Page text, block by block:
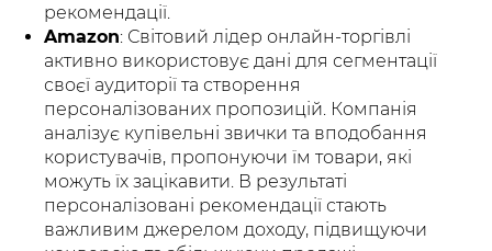
рекомендації.
Amazon: Світовий лідер онлайн-торгівлі
активно використовує дані для сегментації
своєї аудиторії та створення
персоналізованих пропозицій. Компанія
аналізує купівельні звички та вподобання
користувачів, пропонуючи їм товари, які
можуть їх зацікавити. В результаті
персоналізовані рекомендації стають
важливим джерелом доходу, підвищуючи